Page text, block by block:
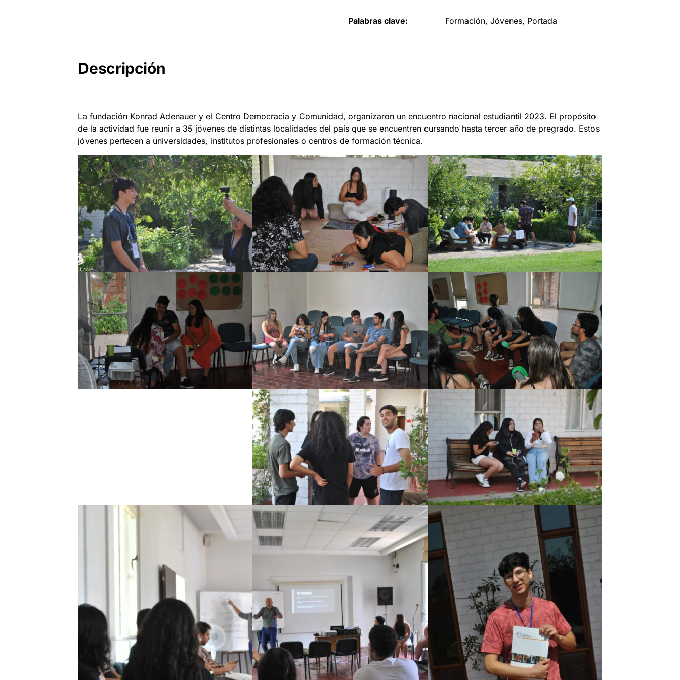
Palabras clave: Formación, Jóvenes, Portada
Descripción
La fundación Konrad Adenauer y el Centro Democracia y Comunidad, organizaron un encuentro nacional estudiantil 2023. El propósito
de la actividad fue reunir a 35 jóvenes de distintas localidades del país que se encuentren cursando hasta tercer año de pregrado. Estos
jóvenes pertecen a universidades, institutos profesionales o centros de formación técnica.